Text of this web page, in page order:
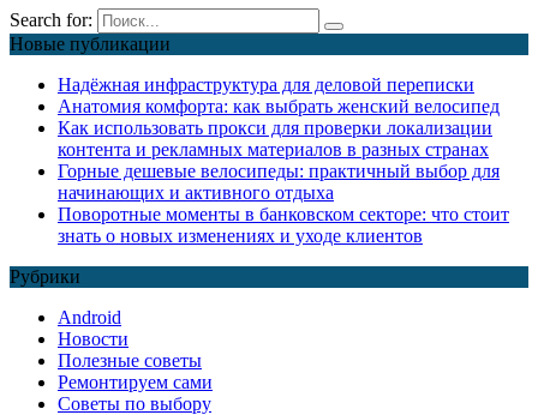
Search for:
Новые публикации
Надёжная инфраструктура для деловой переписки
Анатомия комфорта: как выбрать женский велосипед
Как использовать прокси для проверки локализации
контента и рекламных материалов в разных странах
Горные дешевые велосипеды: практичный выбор для
начинающих и активного отдыха
Поворотные моменты в банковском секторе: что стоит
знать о новых изменениях и уходе клиентов
Рубрики
Android
Новости
Полезные советы
Ремонтируем сами
Советы по выбору